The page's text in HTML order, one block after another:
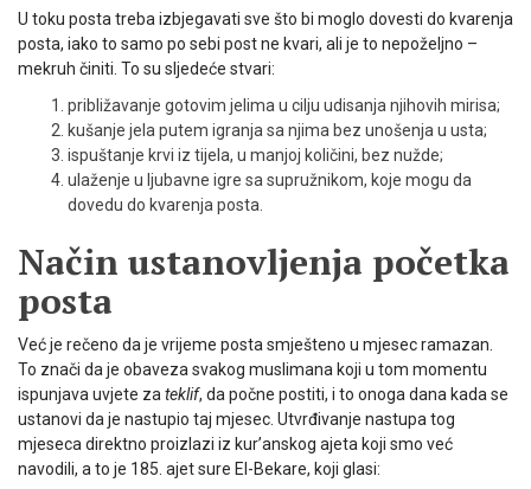
U toku posta treba izbjegavati sve što bi moglo dovesti do kvarenja
posta, iako to samo po sebi post ne kvari, ali je to nepoželjno –
mekruh činiti. To su sljedeće stvari:
približavanje gotovim jelima u cilju udisanja njihovih mirisa;
kušanje jela putem igranja sa njima bez unošenja u usta;
ispuštanje krvi iz tijela, u manjoj količini, bez nužde;
ulaženje u ljubavne igre sa supružnikom, koje mogu da
dovedu do kvarenja posta.
Način ustanovljenja početka
posta
Već je rečeno da je vrijeme posta smješteno u mjesec ramazan.
To znači da je obaveza svakog muslimana koji u tom momentu
ispunjava uvjete zateklif, da počne postiti, i to onoga dana kada se
ustanovi da je nastupio taj mjesec. Utvrđivanje nastupa tog
mjeseca direktno proizlazi iz kur’anskog ajeta koji smo već
navodili, a to je 185. ajet sure El-Bekare, koji glasi: